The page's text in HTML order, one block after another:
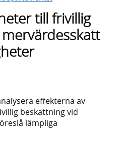
till frivillig
effekterna av
beskattning vid
lämpliga